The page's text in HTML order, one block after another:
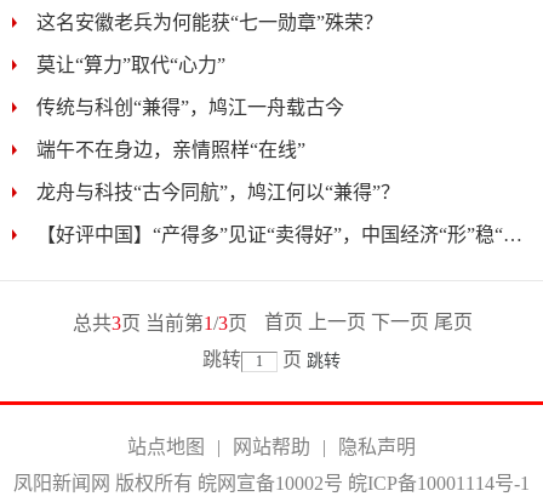
这名安徽老兵为何能获“七一勋章”殊荣？
莫让“算力”取代“心力”
传统与科创“兼得”，鸠江一舟载古今
端午不在身边，亲情照样“在线”
龙舟与科技“古今同航”，鸠江何以“兼得”？
【好评中国】“产得多”见证“卖得好”，中国经济“形”稳“势”升...
总共3页 当前第1/3页 首页 上一页 下一页 尾页
跳转
页
站点地图 | 网站帮助 |
隐私声明
凤阳新闻网 版权所有 皖网宣备10002号 皖ICP备10001114号-1